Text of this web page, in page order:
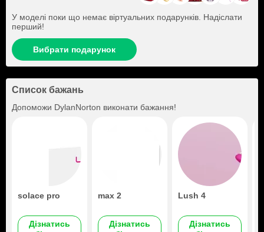
У моделі поки що немає віртуальних подарунків. Надіслати
перший!
Вибрати подарунок
Список бажань
Допоможи DylanNorton виконати бажання!
solace pro
Дізнатись
max 2
Дізнатись
Lush 4
Дізнатись